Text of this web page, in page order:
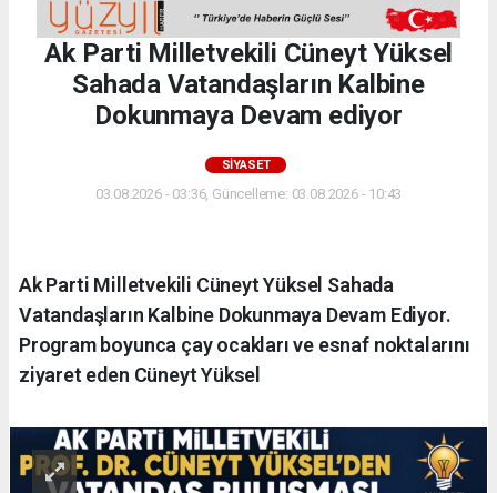
Ak Parti Milletvekili Cüneyt Yüksel
Sahada Vatandaşların Kalbine
Dokunmaya Devam ediyor
SIYASET
03.08.2026 - 03:36, Güncelleme: 03.08.2026 - 10:43
Ak Parti Milletvekili Cüneyt Yüksel Sahada
Vatandaşların Kalbine Dokunmaya Devam Ediyor.
Program boyunca çay ocakları ve esnaf noktalarını
ziyaret eden Cüneyt Yüksel